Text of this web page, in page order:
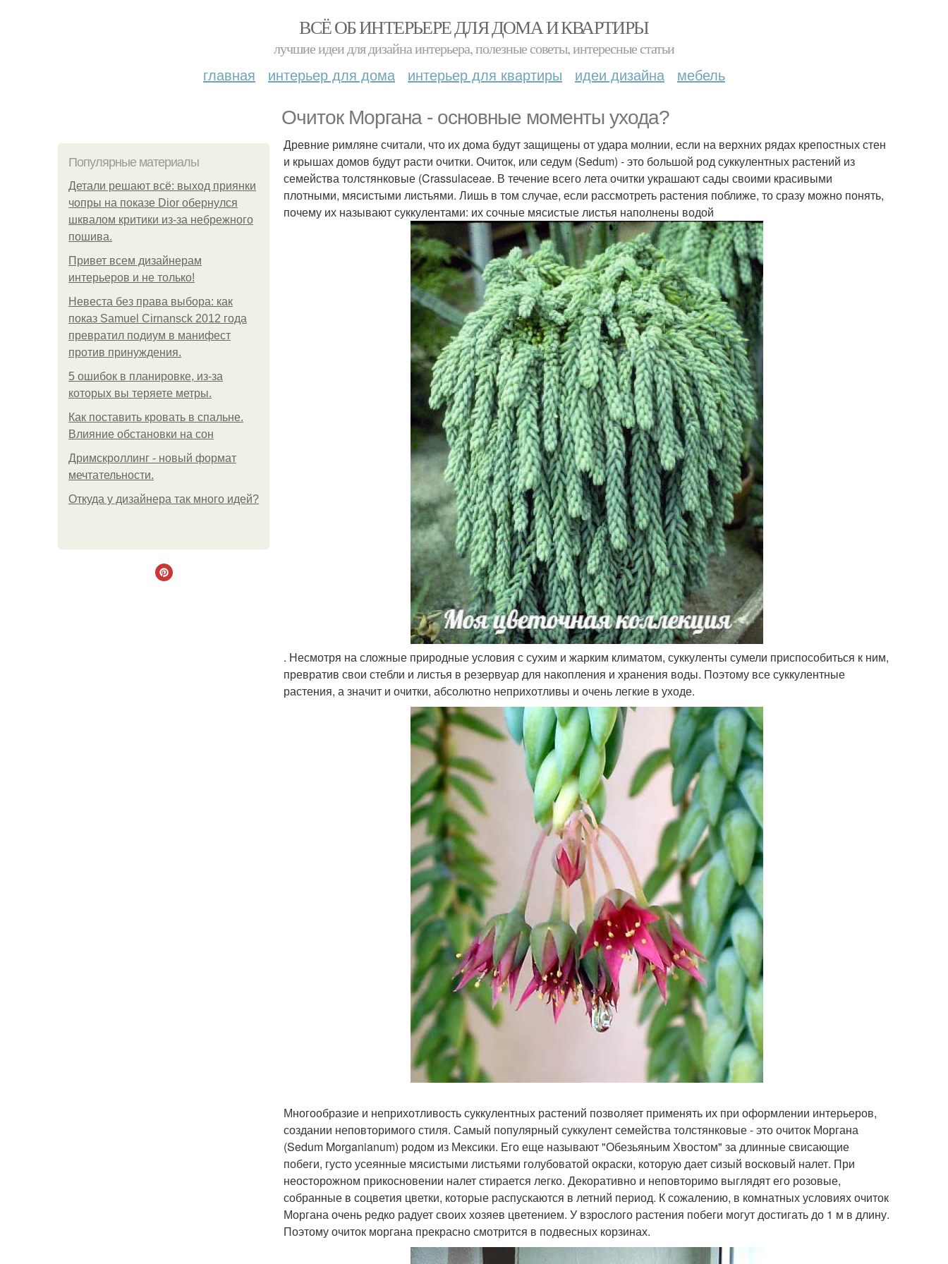
ВСЁ ОБ ИНТЕРЬЕРЕ ДЛЯ ДОМА И КВАРТИРЫ
лучшие идеи для дизайна интерьера, полезные советы, интересные статьи
главная интерьер для дома интерьер для квартиры идеи дизайна мебель
Очиток Моргана - основные моменты ухода?
Популярные материалы
Детали решают всё: выход приянки
чопры на показе Dior обернулся
шквалом критики из-за небрежного
пошива.
Привет всем дизайнерам
интерьеров и не только!
Невеста без права выбора: как
показ Samuel Cirnansck 2012 года
превратил подиум в манифест
против принуждения.
5 ошибок в планировке, из-за
которых вы теряете метры.
Как поставить кровать в спальне.
Влияние обстановки на сон
Дримскроллинг - новый формат
мечтательности.
Откуда у дизайнера так много идей?
Древние римляне считали, что их дома будут защищены от удара молнии, если на верхних рядах крепостных стен
и крышах домов будут расти очитки. Очиток, или седум (Sedum) - это большой род суккулентных растений из
семейства толстянковые (Crassulaceae. В течение всего лета очитки украшают сады своими красивыми
плотными, мясистыми листьями. Лишь в том случае, если рассмотреть растения поближе, то сразу можно понять,
почему их называют суккулентами: их сочные мясистые листья наполнены водой
. Несмотря на сложные природные условия с сухим и жарким климатом, суккуленты сумели приспособиться к ним,
превратив свои стебли и листья в резервуар для накопления и хранения воды. Поэтому все суккулентные
растения, а значит и очитки, абсолютно неприхотливы и очень легкие в уходе.
Многообразие и неприхотливость суккулентных растений позволяет применять их при оформлении интерьеров,
создании неповторимого стиля. Самый популярный суккулент семейства толстянковые - это очиток Моргана
(Sedum Morganianum) родом из Мексики. Его еще называют "Обезьяньим Хвостом" за длинные свисающие
побеги, густо усеянные мясистыми листьями голубоватой окраски, которую дает сизый восковый налет. При
неосторожном прикосновении налет стирается легко. Декоративно и неповторимо выглядят его розовые,
собранные в соцветия цветки, которые распускаются в летний период. К сожалению, в комнатных условиях очиток
Моргана очень редко радует своих хозяев цветением. У взрослого растения побеги могут достигать до 1 м в длину.
Поэтому очиток моргана прекрасно смотрится в подвесных корзинах.